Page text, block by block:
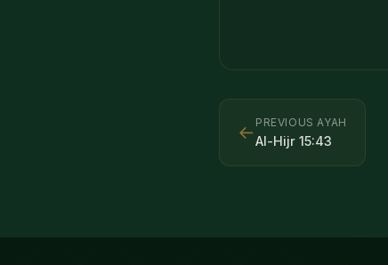
← PREVIOUS AYAH
Al-Hijr 15:43